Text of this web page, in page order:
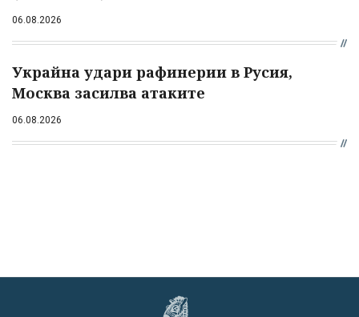
06.08.2026
Украйна удари рафинерии в Русия,
Москва засилва атаките
06.08.2026